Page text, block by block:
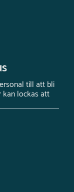
till att bli
kan lockas att